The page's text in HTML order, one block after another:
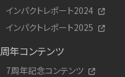
インパクトレポート2024
インパクトレポート2025
周年コンテンツ
7周年記念コンテンツ